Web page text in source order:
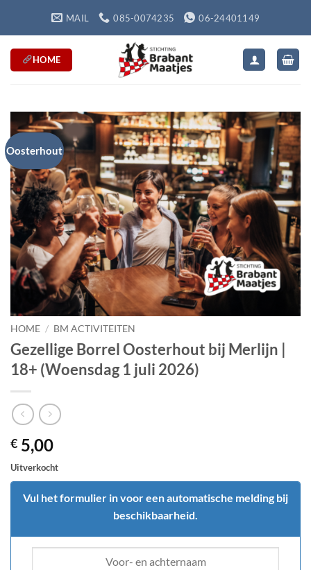
MAIL 085-0074235 06-24401149
HOME
Oosterhout
HOME / BM ACTIVITEITEN
Gezellige Borrel Oosterhout bij Merlijn |
18+ (Woensdag 1 juli 2026)
€ 5,00
Uitverkocht
Vul het formulier in voor een automatische melding bij
beschikbaarheid.